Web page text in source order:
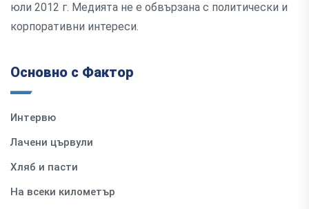
юли 2012 г. Медията не е обвързана с политически и
корпоративни интереси.
Основно с Фактор
Интервю
Лачени цървули
Хляб и пасти
На всеки километър